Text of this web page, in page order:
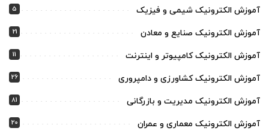
آموزش الکترونیک شیمی و فیزیک 5
آموزش الکترونیک صنایع و معادن 21
آموزش الکترونیک کامپیوتر و اینترنت 11
آموزش الکترونیک کشاورزی و دامپروری 26
آموزش الکترونیک مدیریت و بازرگانی 81
آموزش الکترونیک معماری و عمران 20